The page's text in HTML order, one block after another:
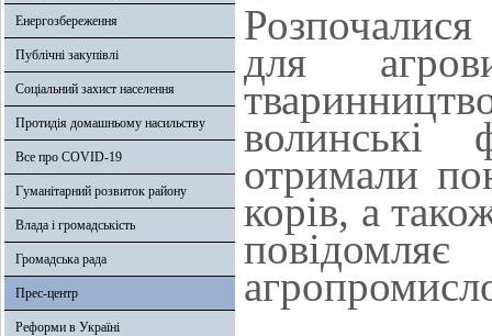
Енергозбереження
Публічні закупівлі
Соціальний захист населення
Протидія домашньому насильству
Все про COVID-19
Гуманітарний розвиток району
Влада і громадськість
Громадська рада
Прес-центр
Реформи в Україні
для
волинські
отримали
корів, а